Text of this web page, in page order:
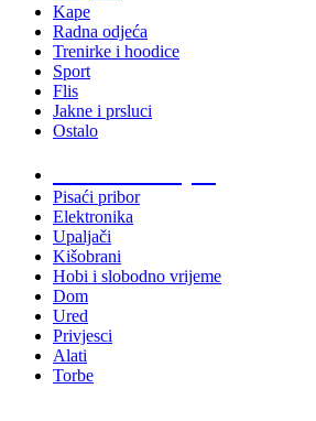
Kape
Radna odjeća
Trenirke i hoodice
Sport
Flis
Jakne i prsluci
Ostalo
Pisaći pribor
Elektronika
Upaljači
Kišobrani
Hobi i slobodno vrijeme
Dom
Ured
Privjesci
Alati
Torbe